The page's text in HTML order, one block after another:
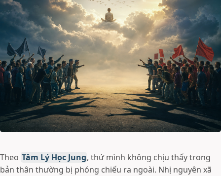
Theo Tâm Lý Học Jung, thứ mình không chịu thấy trong
bản thân thường bị phóng chiếu ra ngoài. Nhị nguyên xã